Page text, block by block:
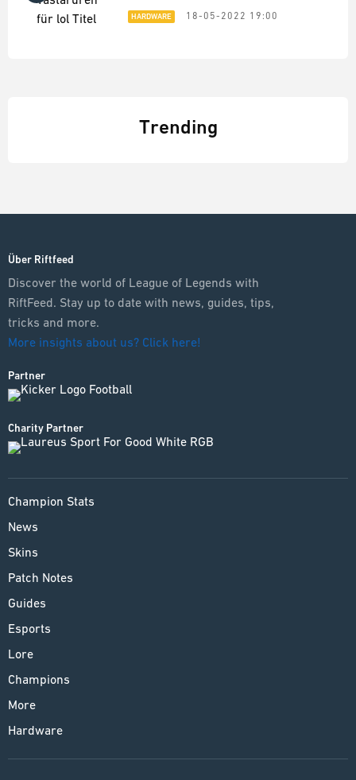
HARDWARE 18-05-2022 19:00
Trending
Über Riftfeed
Discover the world of League of Legends with
RiftFeed. Stay up to date with news, guides, tips,
tricks and more.
More insights about us? Click here!
Partner
Charity Partner
Champion Stats
News
Skins
Patch Notes
Guides
Esports
Lore
Champions
More
Hardware